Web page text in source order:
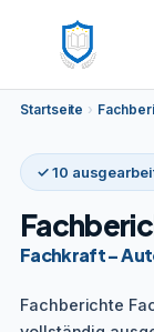
Startseite ›
✓ 10
Fachkraft –
Fachberichte